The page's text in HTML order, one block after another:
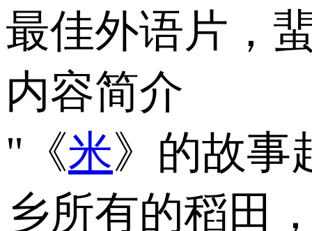
最佳外语片，
内容简介
"《米》的故事
乡所有的稻田